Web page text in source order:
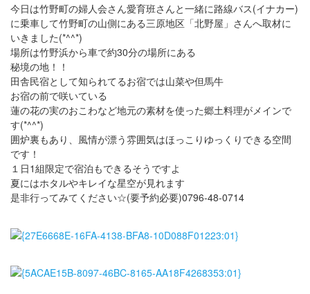
今日は竹野町の婦人会さん愛育班さんと一緒に路線バス(イナカー)
に乗車して竹野町の山側にある三原地区「北野屋」さんへ取材に
いきました(*^^*)
場所は竹野浜から車で約30分の場所にある
秘境の地！！
田舎民宿として知られてるお宿では山菜や但馬牛
お宿の前で咲いている
蓮の花の実のおこわなど地元の素材を使った郷土料理がメインで
す(*^^*)
囲炉裏もあり、風情が漂う雰囲気はほっこりゆっくりできる空間
です！
１日1組限定で宿泊もできるそうですよ
夏にはホタルやキレイな星空が見れます
是非行ってみてください☆(要予約必要)0796-48-0714